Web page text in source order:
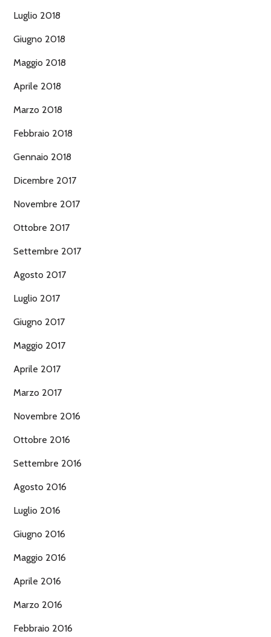
Luglio 2018
Giugno 2018
Maggio 2018
Aprile 2018
Marzo 2018
Febbraio 2018
Gennaio 2018
Dicembre 2017
Novembre 2017
Ottobre 2017
Settembre 2017
Agosto 2017
Luglio 2017
Giugno 2017
Maggio 2017
Aprile 2017
Marzo 2017
Novembre 2016
Ottobre 2016
Settembre 2016
Agosto 2016
Luglio 2016
Giugno 2016
Maggio 2016
Aprile 2016
Marzo 2016
Febbraio 2016